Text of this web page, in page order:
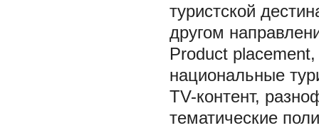
туристской
другом
Product placement,
национальные
TV-контент,
тематические